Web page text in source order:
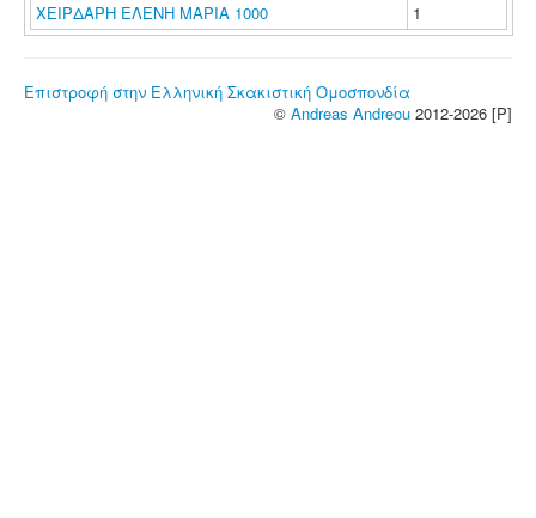
ΧΕΙΡΔΑΡΗ ΕΛΕΝΗ ΜΑΡΙΑ 1000 1
Επιστροφή στην Ελληνική Σκακιστική Ομοσπονδία
© Andreas Andreou 2012-2026 [P]